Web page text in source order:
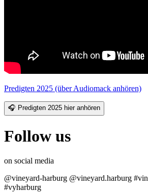
Predigten 2025 (über Audiomack anhören)
🎧 Predigten 2025 hier anhören
Follow us
on social media
@vineyard-harburg @vineyard.harburg
#vyharburg